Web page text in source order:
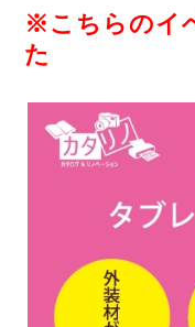
※こちらのイ
た